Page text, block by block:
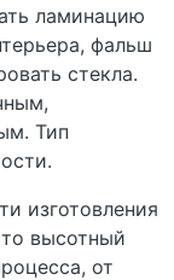
ламинацию
фальш
стекла.
Тип
изготовления
высотный
от